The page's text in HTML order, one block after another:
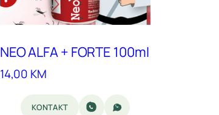
NEO ALFA + FORTE 100ml
14,00 KM
KONTAKT